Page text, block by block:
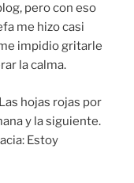
pero con eso
me hizo casi
impidio gritarle
la calma.
hojas rojas por
y la siguiente.
Estoy